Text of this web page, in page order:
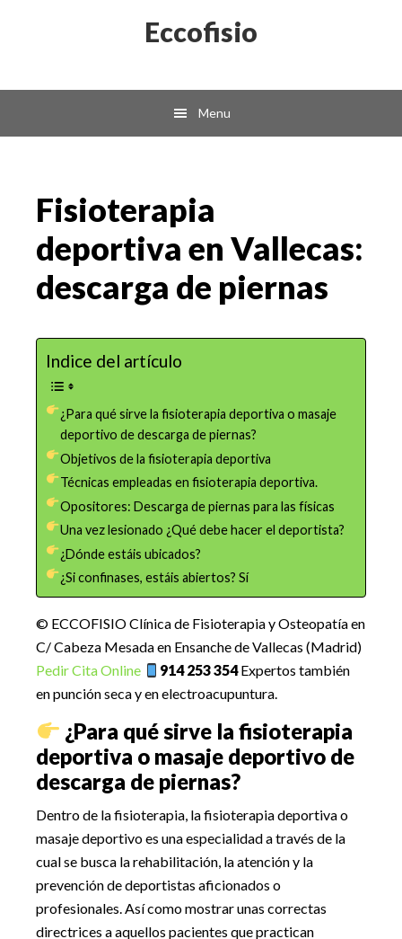
Eccofisio
Menu
Fisioterapia
deportiva en Vallecas:
descarga de piernas
Indice del artículo
¿Para qué sirve la fisioterapia deportiva o masaje
deportivo de descarga de piernas?
Objetivos de la fisioterapia deportiva
Técnicas empleadas en fisioterapia deportiva.
Opositores: Descarga de piernas para las físicas
Una vez lesionado ¿Qué debe hacer el deportista?
¿Dónde estáis ubicados?
¿Si confinases, estáis abiertos? Sí
© ECCOFISIO Clínica de Fisioterapia y Osteopatía en
C/ Cabeza Mesada en Ensanche de Vallecas (Madrid)
Pedir Cita Online
914 253 354Expertos también
en punción seca y en electroacupuntura.
¿Para qué sirve la fisioterapia
deportiva o masaje deportivo de
descarga de piernas?
Dentro de la fisioterapia, la fisioterapia deportiva o
masaje deportivo es una especialidad a través de la
cual se busca la rehabilitación, la atención y la
prevención de deportistas aficionados o
profesionales. Así como mostrar unas correctas
directrices a aquellos pacientes que practican